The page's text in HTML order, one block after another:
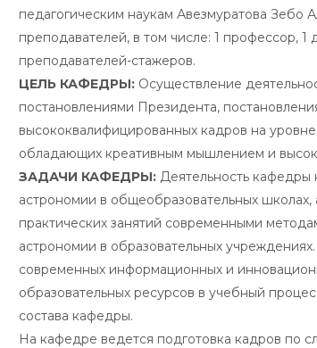
педагогическим наукам Авезмуратова Зебо
преподавателей, в том числе: 1 профессор,
преподавателей-стажеров.
ЦЕЛЬ КАФЕДРЫ: Осуществление
постановлениями Президента,
высококвалифицированных кадров на
обладающих креативным мышлением и
ЗАДАЧИ КАФЕДРЫ: Деятельность кафедры
астрономии в общеобразовательных
практических занятий современными
астрономии в образовательных
современных информационных и
образовательных ресурсов в учебный
состава кафедры.
На кафедре ведется подготовка кадров по